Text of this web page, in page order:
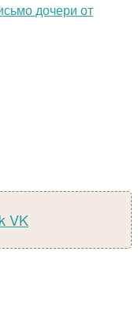
дочери от
VK